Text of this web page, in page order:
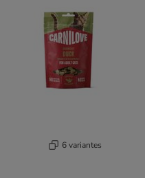
6 variantes